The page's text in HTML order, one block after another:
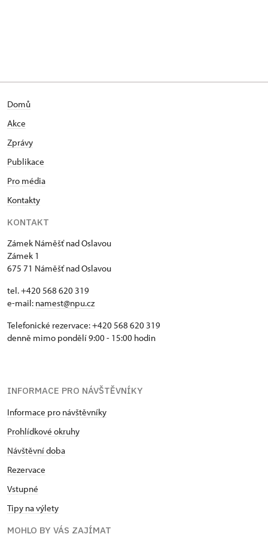
Domů
Akce
Zprávy
Publikace
Pro média
Kontakty
KONTAKT
Zámek Náměšť nad Oslavou
Zámek 1
675 71 Náměšť nad Oslavou
tel. +420 568 620 319
e-mail: namest@npu.cz
Telefonické rezervace: +420 568 620 319
denně mimo pondělí 9:00 - 15:00 hodin
INFORMACE PRO NÁVŠTĚVNÍKY
Informace pro návštěvníky
Prohlídkové okruhy
Návštěvní doba
Rezervace
Vstupné
Tipy na výlety
MOHLO BY VÁS ZAJÍMAT